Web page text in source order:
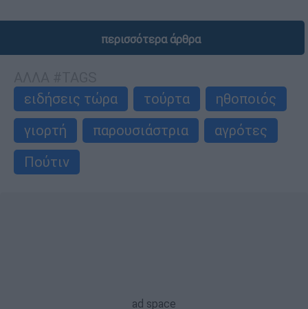
περισσότερα άρθρα
ειδήσεις τώρα
τούρτα
ηθοποιός
γιορτή
παρουσιάστρια
αγρότες
Πούτιν